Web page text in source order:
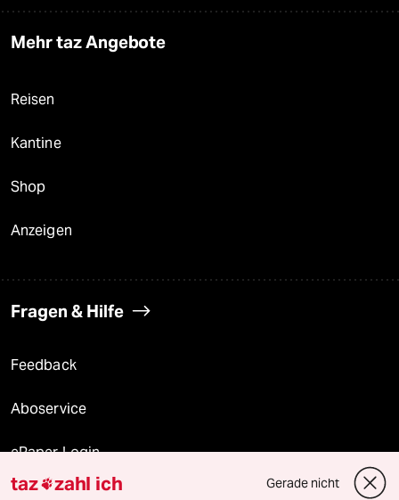
Mehr taz Angebote
Reisen
Kantine
Shop
Anzeigen
Fragen & Hilfe
Feedback
Aboservice
ePaper Login
Downloads für Abonnierende
taz zahl ich Gerade nicht